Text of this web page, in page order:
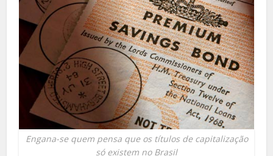
Engana-se quem pensa que os títulos de capitalização
só existem no Brasil